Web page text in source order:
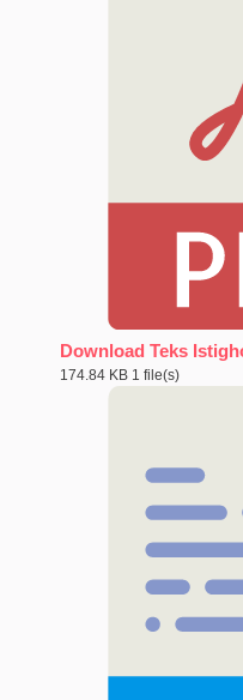
Download Teks
174.84 KB 1 file(s)